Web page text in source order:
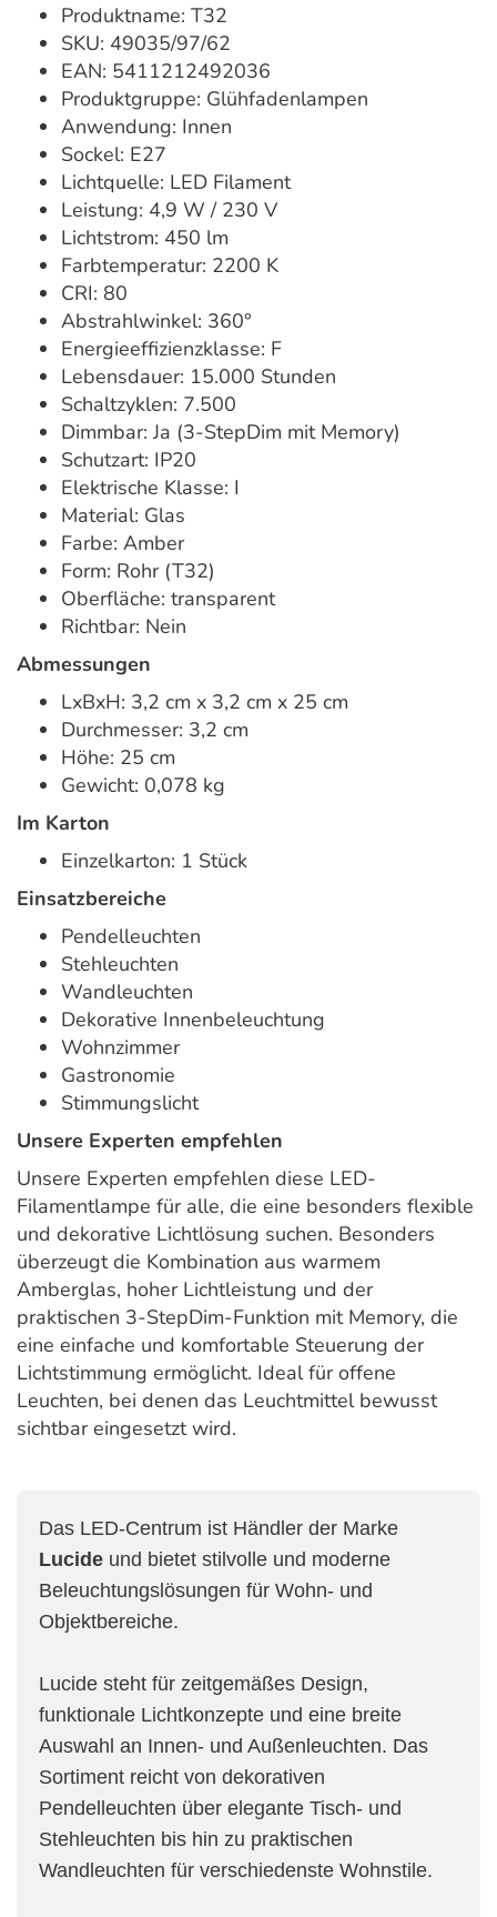
Produktname: T32
SKU: 49035/97/62
EAN: 5411212492036
Produktgruppe: Glühfadenlampen
Anwendung: Innen
Sockel: E27
Lichtquelle: LED Filament
Leistung: 4,9 W / 230 V
Lichtstrom: 450 lm
Farbtemperatur: 2200 K
CRI: 80
Abstrahlwinkel: 360°
Energieeffizienzklasse: F
Lebensdauer: 15.000 Stunden
Schaltzyklen: 7.500
Dimmbar: Ja (3-StepDim mit Memory)
Schutzart: IP20
Elektrische Klasse: I
Material: Glas
Farbe: Amber
Form: Rohr (T32)
Oberfläche: transparent
Richtbar: Nein
Abmessungen
LxBxH: 3,2 cm x 3,2 cm x 25 cm
Durchmesser: 3,2 cm
Höhe: 25 cm
Gewicht: 0,078 kg
Im Karton
Einzelkarton: 1 Stück
Einsatzbereiche
Pendelleuchten
Stehleuchten
Wandleuchten
Dekorative Innenbeleuchtung
Wohnzimmer
Gastronomie
Stimmungslicht
Unsere Experten empfehlen
Unsere Experten empfehlen diese LED-
Filamentlampe für alle, die eine besonders flexible
und dekorative Lichtlösung suchen. Besonders
überzeugt die Kombination aus warmem
Amberglas, hoher Lichtleistung und der
praktischen 3-StepDim-Funktion mit Memory, die
eine einfache und komfortable Steuerung der
Lichtstimmung ermöglicht. Ideal für offene
Leuchten, bei denen das Leuchtmittel bewusst
sichtbar eingesetzt wird.
Das LED-Centrum ist Händler der Marke
Lucide und bietet stilvolle und moderne
Beleuchtungslösungen für Wohn- und
Objektbereiche.
Lucide steht für zeitgemäßes Design,
funktionale Lichtkonzepte und eine breite
Auswahl an Innen- und Außenleuchten. Das
Sortiment reicht von dekorativen
Pendelleuchten über elegante Tisch- und
Stehleuchten bis hin zu praktischen
Wandleuchten für verschiedenste Wohnstile.